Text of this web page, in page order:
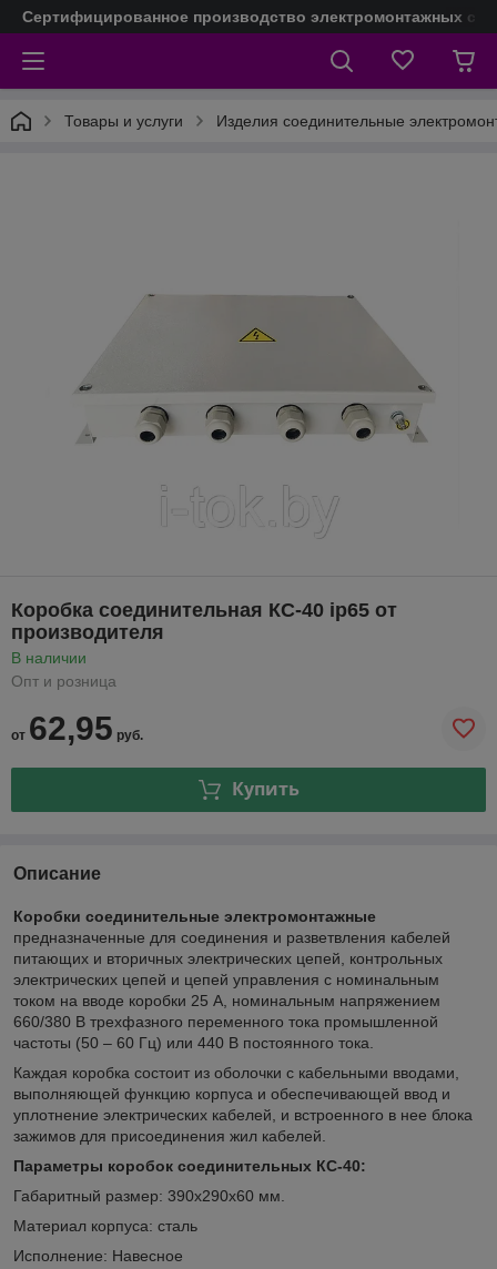
Сертифицированное производство электромонтажных
Товары и услуги Изделия соединительные
Коробка соединительная КС-40 ip65 от
производителя
В наличии
Опт и розница
от 62,95 руб.
Купить
Описание
Коробки соединительные электромонтажные
предназначенные для соединения и разветвления кабелей
питающих и вторичных электрических цепей, контрольных
электрических цепей и цепей управления с номинальным
током на вводе коробки 25 А, номинальным напряжением
660/380 В трехфазного переменного тока промышленной
частоты (50 – 60 Гц) или 440 В постоянного тока.
Каждая коробка состоит из оболочки с кабельными вводами,
выполняющей функцию корпуса и обеспечивающей ввод и
уплотнение электрических кабелей, и встроенного в нее блока
зажимов для присоединения жил кабелей.
Параметры коробок соединительных КС-40:
Габаритный размер: 390х290х60 мм.
Материал корпуса: сталь
Исполнение: Навесное